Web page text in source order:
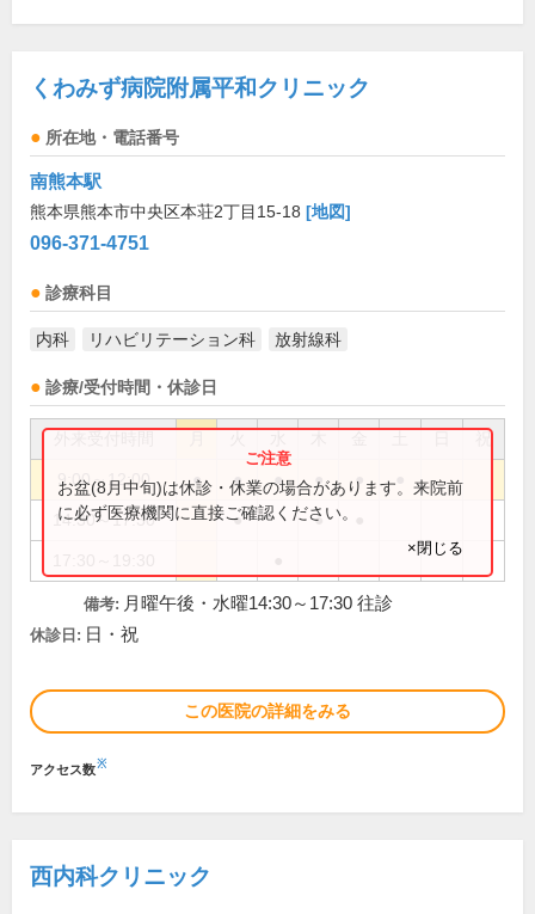
くわみず病院附属平和クリニック
所在地・電話番号
南熊本駅
熊本県熊本市中央区本荘2丁目15-18 [地図]
096-371-4751
診療科目
内科 リハビリテーション科 放射線科
診療/受付時間・休診日
祝
9:00～12:00 ● ● ● ● ●
14:30～17:30 ● ●
お盆(8月中旬)は休診・休業の場合があります。来院前
に必ず医療機関に直接ご確認ください。
×閉じる
備考: 月曜午後・水曜14:30～17:30 往診
休診日: 日・祝
この医院の詳細をみる
アクセス数※
西内科クリニック